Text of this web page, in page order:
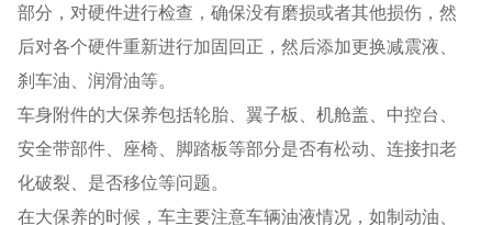
部分，对硬件进行检查，确保没有磨损或者其他损伤，然
后对各个硬件重新进行加固回正，然后添加更换减震液、
刹车油、润滑油等。
车身附件的大保养包括轮胎、翼子板、机舱盖、中控台、
安全带部件、座椅、脚踏板等部分是否有松动、连接扣老
化破裂、是否移位等问题。
在大保养的时候，车主要注意车辆油液情况，如制动油、